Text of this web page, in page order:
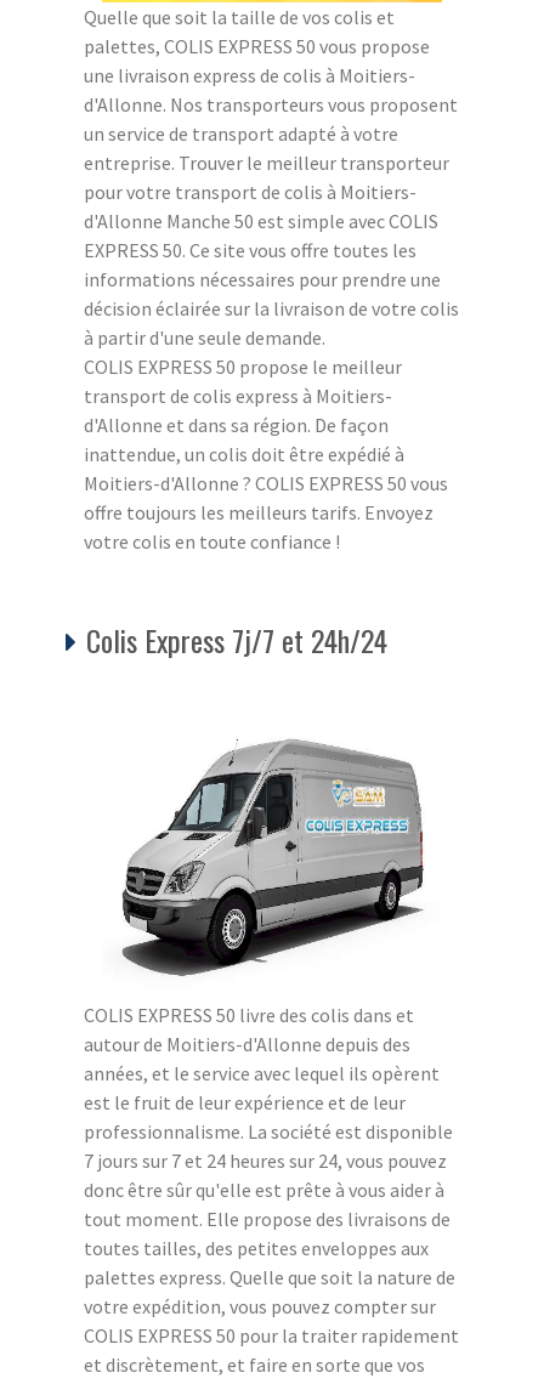
Quelle que soit la taille de vos colis et
palettes, COLIS EXPRESS 50 vous propose
une livraison express de colis à Moitiers-
d'Allonne. Nos transporteurs vous proposent
un service de transport adapté à votre
entreprise. Trouver le meilleur transporteur
pour votre transport de colis à Moitiers-
d'Allonne Manche 50 est simple avec COLIS
EXPRESS 50. Ce site vous offre toutes les
informations nécessaires pour prendre une
décision éclairée sur la livraison de votre colis
à partir d'une seule demande.
COLIS EXPRESS 50 propose le meilleur
transport de colis express à Moitiers-
d'Allonne et dans sa région. De façon
inattendue, un colis doit être expédié à
Moitiers-d'Allonne ? COLIS EXPRESS 50 vous
offre toujours les meilleurs tarifs. Envoyez
votre colis en toute confiance !
Colis Express 7j/7 et 24h/24
COLIS EXPRESS 50 livre des colis dans et
autour de Moitiers-d'Allonne depuis des
années, et le service avec lequel ils opèrent
est le fruit de leur expérience et de leur
professionnalisme. La société est disponible
7 jours sur 7 et 24 heures sur 24, vous pouvez
donc être sûr qu'elle est prête à vous aider à
tout moment. Elle propose des livraisons de
toutes tailles, des petites enveloppes aux
palettes express. Quelle que soit la nature de
votre expédition, vous pouvez compter sur
COLIS EXPRESS 50 pour la traiter rapidement
et discrètement, et faire en sorte que vos